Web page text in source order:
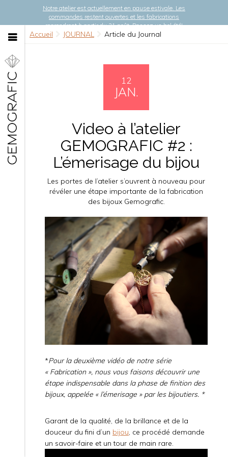
Notre atelier est actuellement en pause estivale. Les
commandes restent ouvertes et les fabrications
reprendront à partir du 21 août. Passez un bel été!
Accueil JOURNAL Article du Journal
12
JAN.
Video à l’atelier
GEMOGRAFIC #2 :
L’émerisage du bijou
Les portes de l’atelier s’ouvrent à nouveau pour
révéler une étape importante de la fabrication
des bijoux Gemografic.
*Pour la deuxième vidéo de notre série
« Fabrication », nous vous faisons découvrir une
étape indispensable dans la phase de finition des
bijoux, appelée « l’émerisage » par les bijoutiers. *
Garant de la qualité, de la brillance et de la
douceur du fini d’un bijou, ce procédé demande
un savoir-faire et un tour de main rare.